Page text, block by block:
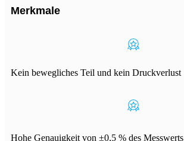
Merkmale
Kein bewegliches Teil und kein Druckverlust
Hohe Genauigkeit von ±0,5 % des Messwerts